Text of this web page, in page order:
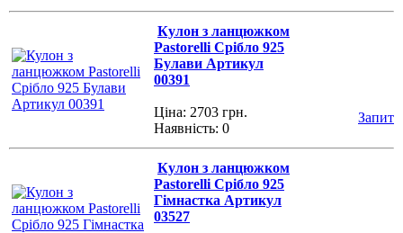
Кулон з ланцюжком
Pastorelli Срібло 925
Булави Артикул
00391
Ціна: 2703 грн.
Наявність: 0
Запит
Кулон з ланцюжком
Pastorelli Срібло 925
Гімнастка Артикул
03527